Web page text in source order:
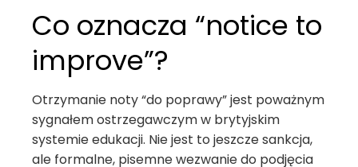
Co oznacza “notice to
improve”?
Otrzymanie noty “do poprawy” jest poważnym
sygnałem ostrzegawczym w brytyjskim
systemie edukacji. Nie jest to jeszcze sankcja,
ale formalne, pisemne wezwanie do podjęcia